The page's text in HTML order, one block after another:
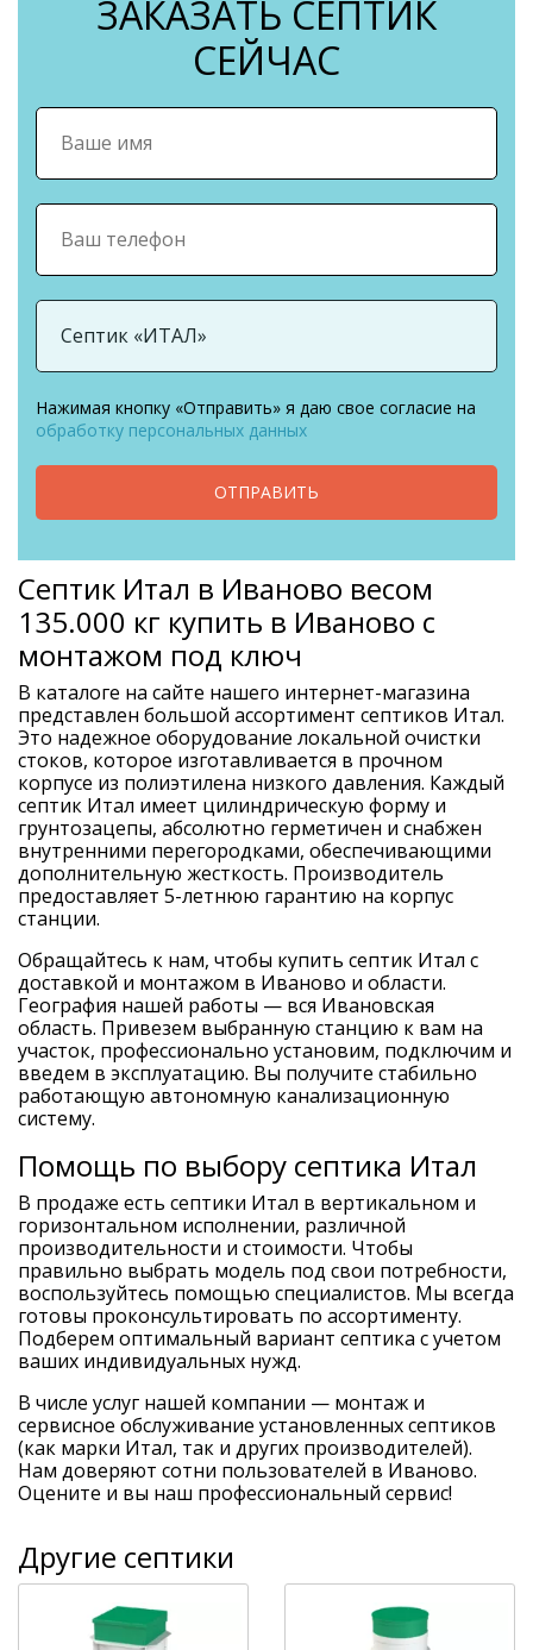
ЗАКАЗАТЬ СЕПТИК
СЕЙЧАС
Нажимая кнопку «Отправить» я даю свое согласие на
обработку персональных данных
ОТПРАВИТЬ
Септик Итал в Иваново весом
135.000 кг купить в Иваново с
монтажом под ключ
В каталоге на сайте нашего интернет-магазина
представлен большой ассортимент септиков Итал.
Это надежное оборудование локальной очистки
стоков, которое изготавливается в прочном
корпусе из полиэтилена низкого давления. Каждый
септик Итал имеет цилиндрическую форму и
грунтозацепы, абсолютно герметичен и снабжен
внутренними перегородками, обеспечивающими
дополнительную жесткость. Производитель
предоставляет 5-летнюю гарантию на корпус
станции.
Обращайтесь к нам, чтобы купить септик Итал с
доставкой и монтажом в Иваново и области.
География нашей работы — вся Ивановская
область. Привезем выбранную станцию к вам на
участок, профессионально установим, подключим и
введем в эксплуатацию. Вы получите стабильно
работающую автономную канализационную
систему.
Помощь по выбору септика Итал
В продаже есть септики Итал в вертикальном и
горизонтальном исполнении, различной
производительности и стоимости. Чтобы
правильно выбрать модель под свои потребности,
воспользуйтесь помощью специалистов. Мы всегда
готовы проконсультировать по ассортименту.
Подберем оптимальный вариант септика с учетом
ваших индивидуальных нужд.
В числе услуг нашей компании — монтаж и
сервисное обслуживание установленных септиков
(как марки Итал, так и других производителей).
Нам доверяют сотни пользователей в Иваново.
Оцените и вы наш профессиональный сервис!
Другие септики